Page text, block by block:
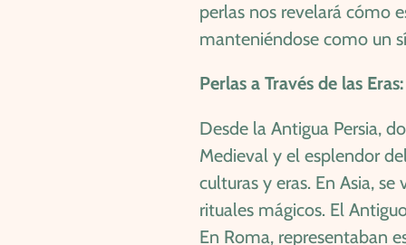
perlas nos revelará cómo
manteniéndose como un
Perlas a Través de las
Desde la Antigua Persia,
Medieval y el esplendor
culturas y eras. En Asia,
rituales mágicos. El
En Roma, representaban